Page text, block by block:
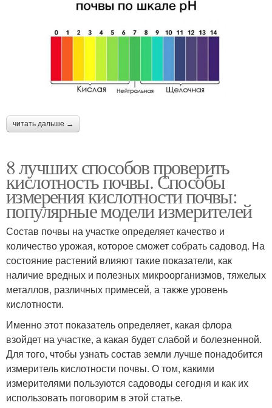
читать дальше →
8 лучших способов проверить
кислотность почвы. Способы
измерения кислотности почвы:
популярные модели измерителей
Состав почвы на участке определяет качество и
количество урожая, которое сможет собрать садовод. На
состояние растений влияют такие показатели, как
наличие вредных и полезных микроорганизмов, тяжелых
металлов, различных примесей, а также уровень
кислотности.
Именно этот показатель определяет, какая флора
взойдет на участке, а какая будет слабой и болезненной.
Для того, чтобы узнать состав земли лучше понадобится
измеритель кислотности почвы. О том, какими
измерителями пользуются садоводы сегодня и как их
использовать поговорим в этой статье.